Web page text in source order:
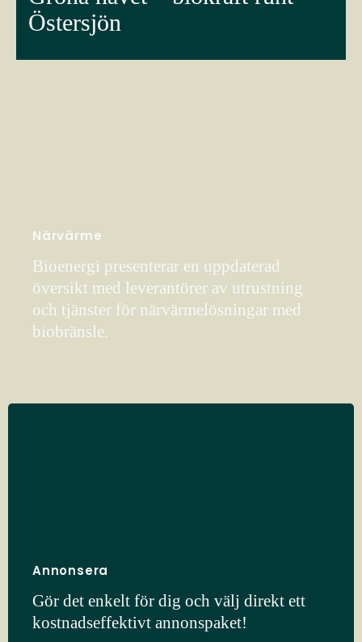
Östersjön
Närvärme
Bioenergi presenterar en uppdaterad
översikt med leverantörer av utrustning
och tjänster för närvärmelösningar med
biobränsle.
Annonsera
Gör det enkelt för dig och välj direkt ett
kostnadseffektivt annonspaket!